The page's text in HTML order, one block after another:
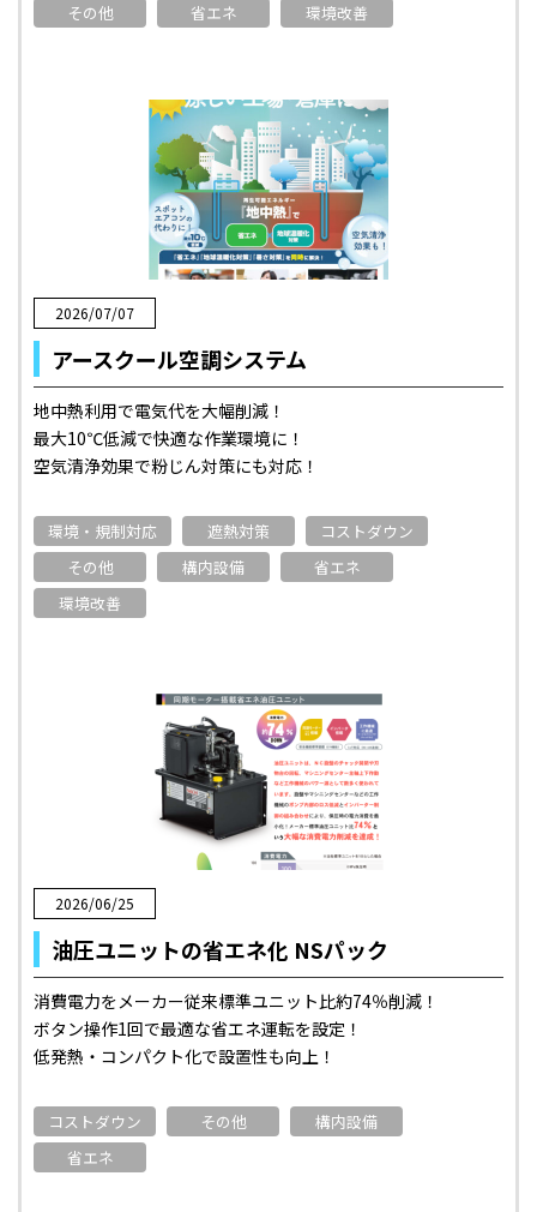
その他
省エネ 環境改善
2026/07/07
アースクール空調システム
地中熱利用で電気代を大幅削減！
最大10℃低減で快適な作業環境に！
空気清浄効果で粉じん対策にも対応！
環境・規制対応 遮熱対策
コストダウン
その他
構内設備
省エネ
環境改善
2026/06/25
油圧ユニットの省エネ化 NSパック
消費電力をメーカー従来標準ユニット比約74％削減！
ボタン操作1回で最適な省エネ運転を設定！
低発熱・コンパクト化で設置性も向上！
コストダウン その他
構内設備
省エネ